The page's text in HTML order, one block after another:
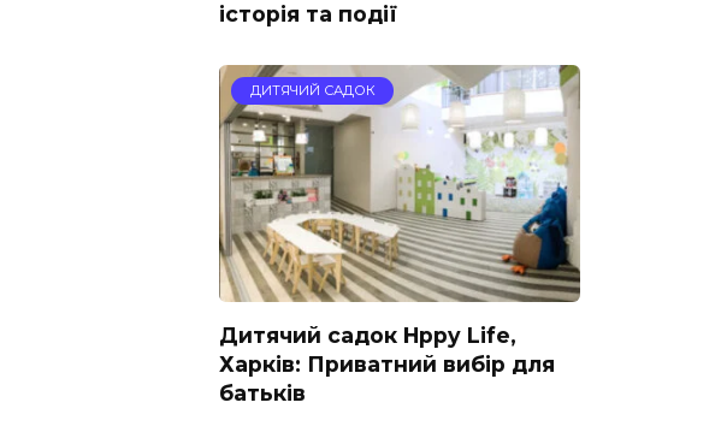
історія та події
ДИТЯЧИЙ САДОК
Дитячий садок Hppy Life,
Харків: Приватний вибір для
батьків